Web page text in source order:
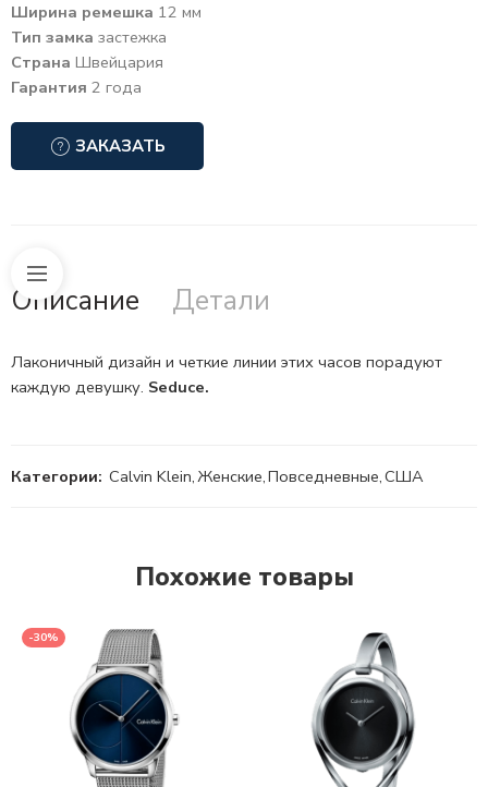
Ширина ремешка 12 мм
Тип замка застежка
Страна Швейцария
Гарантия 2 года
ЗАКАЗАТЬ
Описание Детали
Лаконичный дизайн и четкие линии этих часов порадуют
каждую девушку. Seduce.
Категории: Calvin Klein,Женские,Повседневные,США
Похожие товары
-30%